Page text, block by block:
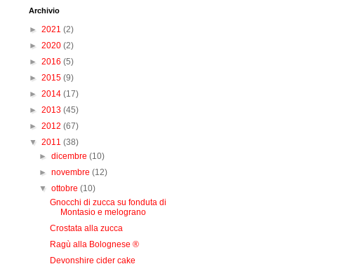
Archivio
► 2021 (2)
► 2020 (2)
► 2016 (5)
► 2015 (9)
► 2014 (17)
► 2013 (45)
► 2012 (67)
▼ 2011 (38)
►dicembre(10)
►novembre(12)
▼ottobre(10)
Gnocchi di zucca su fonduta di
Montasio e melograno
Crostata alla zucca
Ragù alla Bolognese ®
Devonshire cider cake